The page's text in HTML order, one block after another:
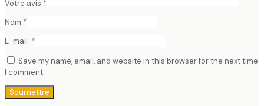
Votre avis *
Nom *
E-mail *
Save my name, email, and website in this browser for the next time
I comment.